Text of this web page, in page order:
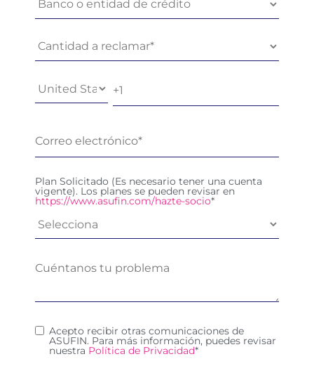
Plan Solicitado (Es necesario tener una cuenta
vigente). Los planes se pueden revisar en
https://www.asufin.com/hazte-socio*
Acepto recibir otras comunicaciones de
ASUFIN. Para más información, puedes revisar
nuestra Política de Privacidad*